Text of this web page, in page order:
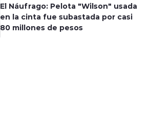
El Náufrago: Pelota "Wilson" usada
en la cinta fue subastada por casi
80 millones de pesos